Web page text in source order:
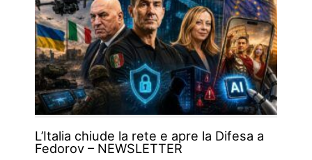
L’Italia chiude la rete e apre la Difesa a
Fedorov – NEWSLETTER